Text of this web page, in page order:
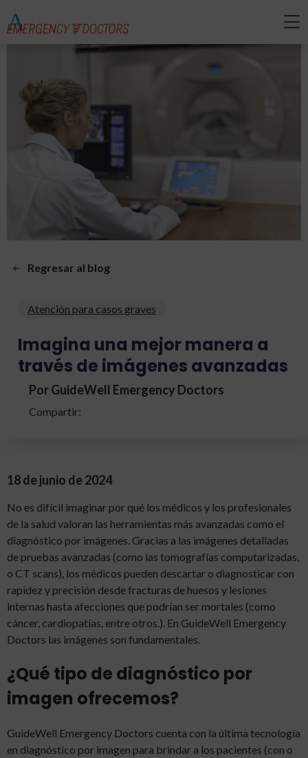
Regresar al blog
Atención para casos graves
Imagina una mejor manera a
través de imágenes avanzadas
Por GuideWell Emergency Doctors
Compartir:
18 de junio de 2024
No es difícil imaginar por qué los médicos y los profesionales
de la salud valoran las herramientas más avanzadas como el
diagnóstico por imágenes. Gracias a las imágenes detalladas
de pruebas avanzadas (como las tomografías computarizadas,
o CT scans), los médicos pueden descartar o diagnosticar con
rapidez y precisión desde fracturas de huesos y lesiones
internas hasta afecciones que podrían ser mortales (como
cáncer, cardiopatías, entre otros.). En GuideWell Emergency
Doctors las imágenes son fundamentales.
¿Qué tipo de diagnóstico por
imagen ofrecemos?
GuideWell Emergency Doctors cuenta con la última tecnología
en diagnóstico por imagen para brindar a los pacientes (con o